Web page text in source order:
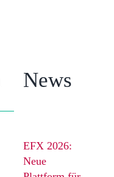
News
EFX 2026:
Neue